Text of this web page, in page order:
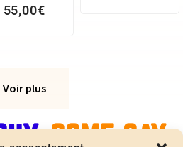
55,00€
Voir plus
COME SAY